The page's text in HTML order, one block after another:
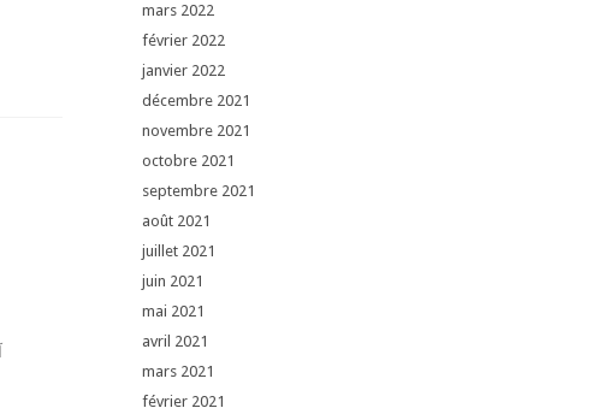
mars 2022
février 2022
janvier 2022
décembre 2021
novembre 2021
octobre 2021
septembre 2021
août 2021
juillet 2021
juin 2021
mai 2021
avril 2021
mars 2021
février 2021